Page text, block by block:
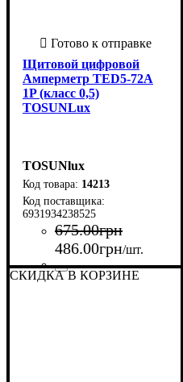
Щитовой цифровой
Амперметр TED5-72A
1P (класс 0,5)
TOSUNLux
TOSUNlux
14213
6931934238525
675.00грн
486.00грн/шт.
Страна-производитель
Серия: TED5
Класс точности: 0.5
СКИДКА В КОРЗИНЕ